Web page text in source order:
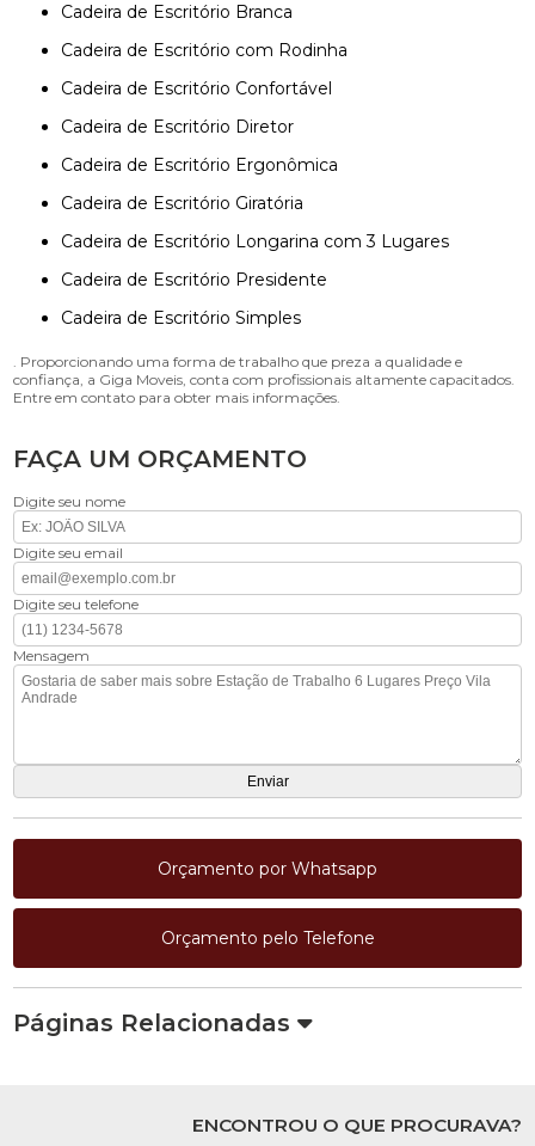
Cadeira de Escritório Branca
Cadeira de Escritório com Rodinha
Cadeira de Escritório Confortável
Cadeira de Escritório Diretor
Cadeira de Escritório Ergonômica
Cadeira de Escritório Giratória
Cadeira de Escritório Longarina com 3 Lugares
Cadeira de Escritório Presidente
Cadeira de Escritório Simples
. Proporcionando uma forma de trabalho que preza a qualidade e
confiança, a Giga Moveis, conta com profissionais altamente capacitados.
Entre em contato para obter mais informações.
FAÇA UM ORÇAMENTO
Digite seu nome
Digite seu email
Digite seu telefone
Mensagem
Orçamento por Whatsapp
Orçamento pelo Telefone
Páginas Relacionadas
ENCONTROU O QUE PROCURAVA?